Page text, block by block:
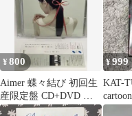
¥800
Aimer 蝶々結び 初回生
産限定盤 CD+DVD レ
ンタルアップ品
¥999
KAT-